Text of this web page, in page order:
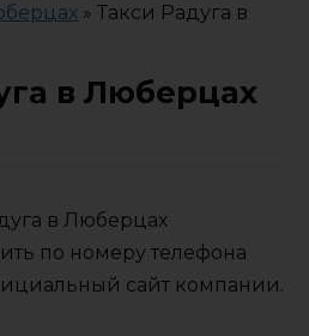
» Такси Радуга в
в Люберцах
в Люберцах
по номеру телефона
сайт компании.